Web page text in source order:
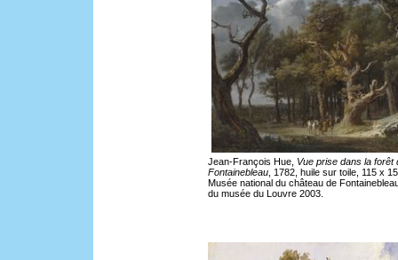
Jean-François Hue, Vue prise dans la forêt
Fontainebleau , 1782, huile sur toile, 115 x
Musée national du château de
du musée du Louvre 2003.